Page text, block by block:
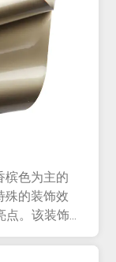
槟色为主的
殊的装饰效
。该装饰膜